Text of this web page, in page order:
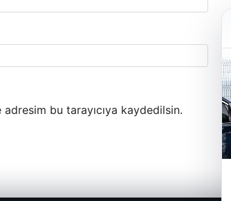
bu tarayıcıya kaydedilsin.